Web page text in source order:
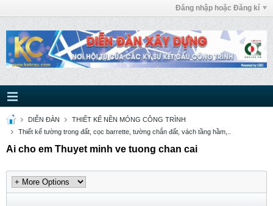
Đăng nhập hoặc Đăng kí
DIỄN ĐÀN
THIẾT KẾ NỀN MÓNG CÔNG TRÌNH
Thiết kế tường trong đất, cọc barrette, tường chắn đất, vách tầng hầm,..
Ai cho em Thuyet minh ve tuong chan cai